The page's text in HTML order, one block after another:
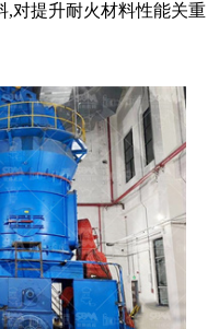
,对提升耐火材料性能关重